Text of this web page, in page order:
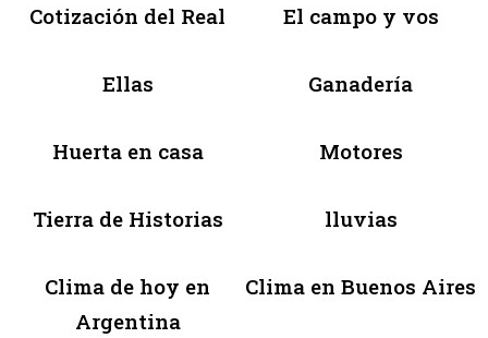
Cotización del Real El campo y vos
Ellas Ganadería
Huerta en casa Motores
Tierra de Historias lluvias
Clima de hoy en
Argentina
Clima en Buenos Aires